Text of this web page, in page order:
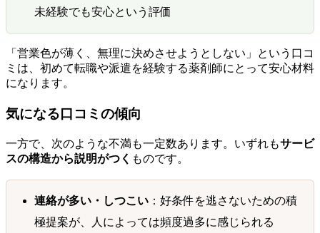
未経験でも安心という評価
「営業色が薄く、無理に決めさせようとしない」という口コ
ミは、初めて転職や派遣を経験する薬剤師にとって安心材料
になります。
気になる口コミの傾向
一方で、次のような不満も一定数あります。いずれもサービ
スの構造から説明がつく ものです。
連絡が多い・しつこい：好条件を逃さないための積
極提案が、人によっては頻度過多に感じられる